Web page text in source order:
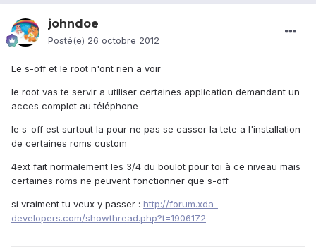
johndoe
Posté(e) 26 octobre 2012
Le s-off et le root n'ont rien a voir
le root vas te servir a utiliser certaines application demandant un
acces complet au téléphone
le s-off est surtout la pour ne pas se casser la tete a l'installation
de certaines roms custom
4ext fait normalement les 3/4 du boulot pour toi à ce niveau mais
certaines roms ne peuvent fonctionner que s-off
si vraiment tu veux y passer : http://forum.xda-
developers.com/showthread.php?t=1906172